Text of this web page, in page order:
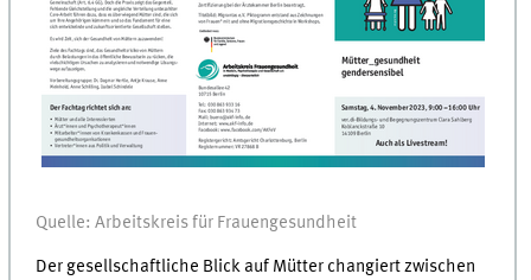
Quelle: Arbeitskreis für Frauengesundheit
Der gesellschaftliche Blick auf Mütter changiert zwischen